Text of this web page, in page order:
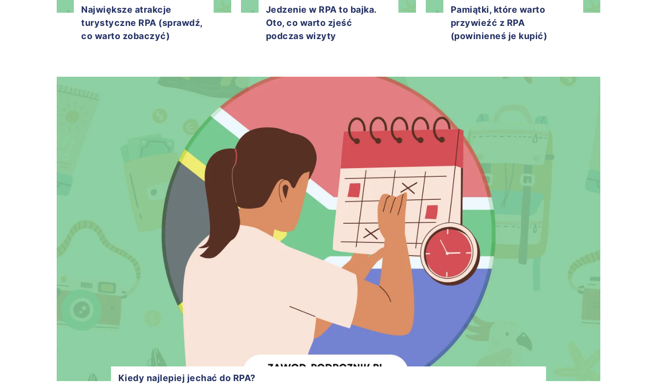
Największe atrakcje
turystyczne RPA (sprawdź,
co warto zobaczyć)
Jedzenie w RPA to bajka.
Oto, co warto zjeść
podczas wizyty
Pamiątki, które warto
przywieźć z RPA
(powinieneś je kupić)
Kiedy najlepiej jechać do RPA?